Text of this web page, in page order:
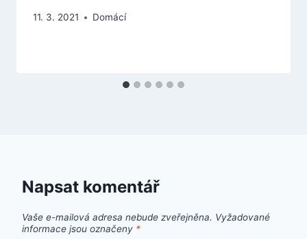
11. 3. 2021 Domácí
Napsat komentář
Vaše e-mailová adresa nebude zveřejněna. Vyžadované
informace jsou označeny *